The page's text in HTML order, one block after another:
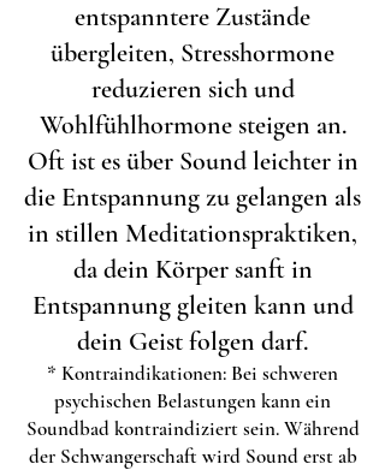
entspanntere Zustände
übergleiten, Stresshormone
reduzieren sich und
Wohlfühlhormone steigen an.
Oft ist es über Sound leichter in
die Entspannung zu gelangen als
in stillen Meditationspraktiken,
da dein Körper sanft in
Entspannung gleiten kann und
dein Geist folgen darf.
* Kontraindikationen: Bei schweren
psychischen Belastungen kann ein
Soundbad kontraindiziert sein. Während
der Schwangerschaft wird Sound erst ab